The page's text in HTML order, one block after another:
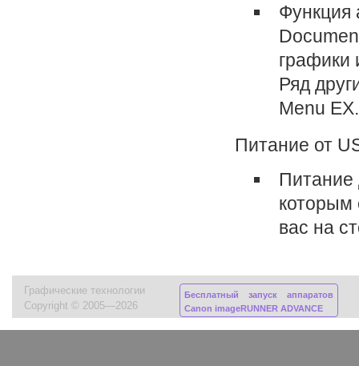
Функция
графики
Ряд
Menu EX.
Питание от
Питание
которым
вас на
Графические технологии
Copyright © 2005—2026
Бесплатный запуск аппаратов
Canon imageRUNNER ADVANCE